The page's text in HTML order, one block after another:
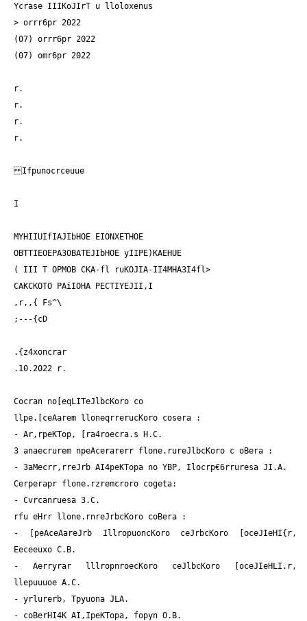
> orrr6pr 2022
(07) orrr6pr 2022
(07) omr6pr 2022
r.
r.
r.
r.
Ifpunocrceuue
I
MYHIIUIfIAJIbHOE EIONXETHOE
OBTTIEOEPA3OBATEJIbHOE yIIPE)KAEHUE
( III T OPMOB CKA-fl ruKOJIA-II4MHA3I4fl>
CAKCKOTO PAiIOHA PECTIYEJII,I
,r,,{ Fs^\
;---{cD
.{z4xoncrar
.10.2022 r.
Cocran no[eqLITeJlbcKoro co
llpe.[ceAarem lloneqrrerucKoro cosera :
- Ar,rpeKTop, [ra4roecra.s H.C.
3 anaecrurem npeAcerarerr flone.rureJlbcKoro c oBera :
- 3aMecrr,rreJrb AI4peKTopa no YBP, Ilocrp€6rruresa JI.A.
Cerperapr flone.rzremcroro cogeta:
- Cvrcanruesa 3.C.
rfu eHrr llone.rnreJrbcKoro coBera :
- [peAceAareJrb IllropuoncKoro ceJrbcKoro [oceJIeHI{r,
Eeceeuxo C.B.
- Aerryrar lllropnroecKoro ceJlbcKoro [oceJIeHLI.r,
llepuuuoe A.C.
- yrlurerb, Tpyuona JLA.
- coBerHI4K AI,IpeKTopa, fopyn O.B.